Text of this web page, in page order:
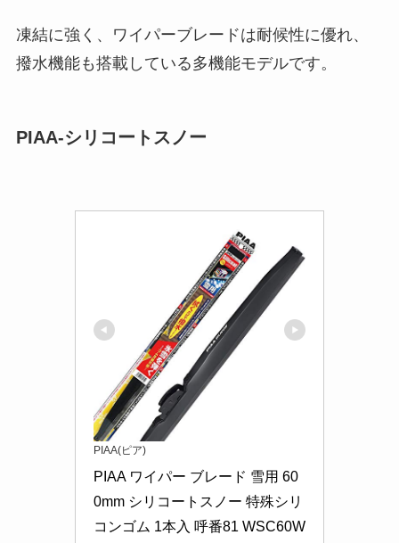
凍結に強く、ワイパーブレードは耐候性に優れ、
撥水機能も搭載している多機能モデルです。
PIAA-シリコートスノー
PIAA(ピア)
PIAA ワイパー ブレード 雪用 60
0mm シリコートスノー 特殊シリ
コンゴム 1本入 呼番81 WSC60W